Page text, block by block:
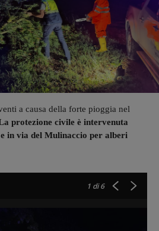
a causa della forte pioggia nel
protezione civile è intervenuta
in via del Mulinaccio per alberi
1 di 6